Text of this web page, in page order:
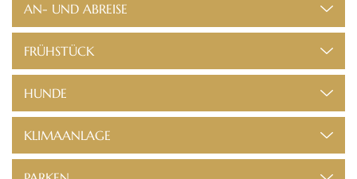
AN- UND ABREISE
FRÜHSTÜCK
HUNDE
KLIMAANLAGE